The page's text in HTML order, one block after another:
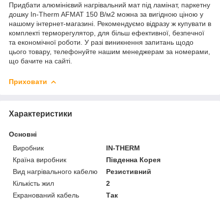
Придбати алюмінієвий нагрівальний мат під ламінат, паркетну
дошку In-Therm AFMAT 150 В/м2 можна за вигідною ціною у
нашому інтернет-магазині. Рекомендуємо відразу ж купувати в
комплекті терморегулятор, для більш ефективної, безпечної
та економічної роботи. У разі виникнення запитань щодо
цього товару, телефонуйте нашим менеджерам за номерами,
що бачите на сайті.
Приховати
Характеристики
Основні
Виробник
IN-THERM
Країна виробник
Південна Корея
Вид нагрівального кабелю
Резистивний
Кількість жил
2
Екранований кабель
Так